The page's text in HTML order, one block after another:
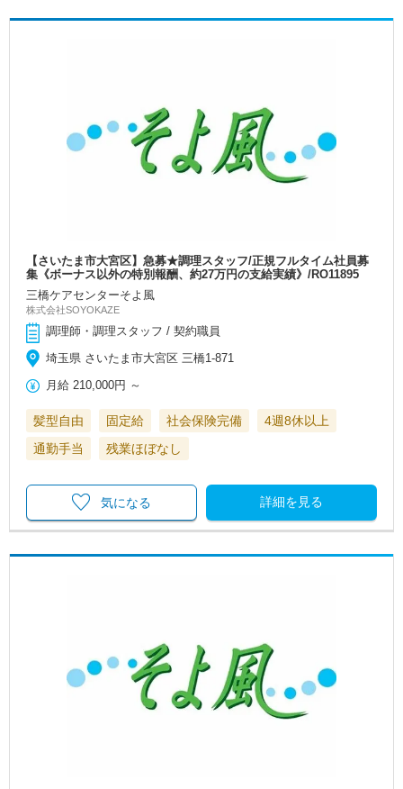
【さいたま市大宮区】急募★調理スタッフ/正規フルタイム社員募
集《ボーナス以外の特別報酬、約27万円の支給実績》/RO11895
三橋ケアセンターそよ風
株式会社SOYOKAZE
調理師・調理スタッフ / 契約職員
埼玉県 さいたま市大宮区 三橋1-871
月給 210,000円 ～
髪型自由 固定給 社会保険完備
4週8休以上
通勤手当
残業ほぼなし
詳細を見る
気になる